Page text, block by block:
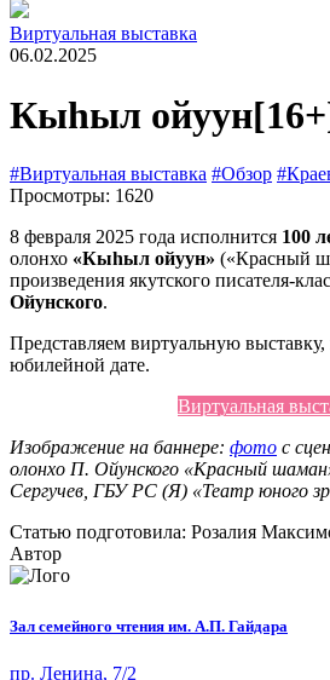
Виртуальная выставка
06.02.2025
Кыһыл ойуун
#Виртуальная выставка #Обзор
Просмотры: 1620
8 февраля 2025 года исполнится 100
олонхо «Кыһыл ойуун» («Красный
произведения якутского писателя-
Ойунского.
Представляем виртуальную
юбилейной дате.
Виртуальная
Изображение на баннере: фото с
олонхо П. Ойунского «Красный
Сергучев, ГБУ РС (Я) «Театр юного
Статью подготовила: Розалия
Автор
Зал семейного чтения им. А.П. Гайдара
пр. Ленина, 7/2